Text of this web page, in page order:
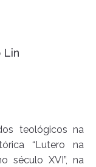
Lin
teológicos na
“Lutero na
século XVI”, na